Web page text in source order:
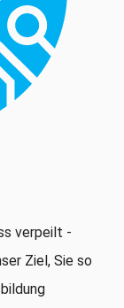
verpeilt -
Ziel, Sie so